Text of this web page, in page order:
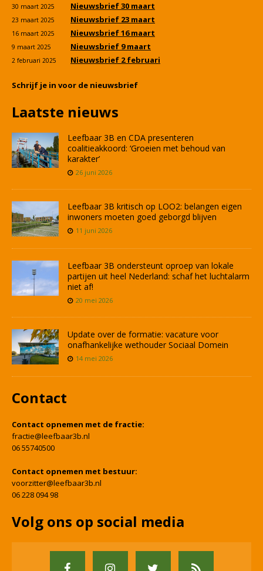
30 maart 2025 Nieuwsbrief 30 maart
23 maart 2025 Nieuwsbrief 23 maart
16 maart 2025 Nieuwsbrief 16 maart
9 maart 2025 Nieuwsbrief 9 maart
2 februari 2025 Nieuwsbrief 2 februari
Schrijf je in voor de nieuwsbrief
Laatste nieuws
Leefbaar 3B en CDA presenteren
coalitieakkoord: ‘Groeien met behoud van
karakter’
26 juni 2026
Leefbaar 3B kritisch op LOO2: belangen eigen
inwoners moeten goed geborgd blijven
11 juni 2026
Leefbaar 3B ondersteunt oproep van lokale
partijen uit heel Nederland: schaf het luchtalarm
niet af!
20 mei 2026
Update over de formatie: vacature voor
onafhankelijke wethouder Sociaal Domein
14 mei 2026
Contact
Contact opnemen met de fractie:
fractie@leefbaar3b.nl
06 55740500
Contact opnemen met bestuur:
voorzitter@leefbaar3b.nl
06 228 094 98
Volg ons op social media